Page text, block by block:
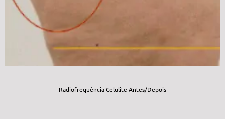
Radiofrequência Celulite Antes/Depois